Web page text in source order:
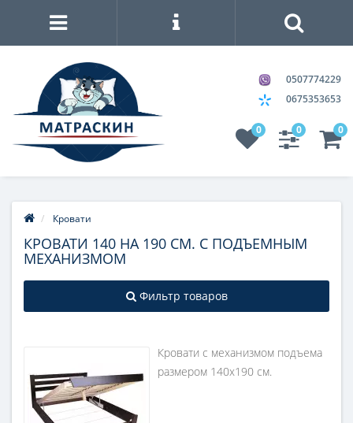
0507774229
0675353653
0 0 0
Кровати
КРОВАТИ 140 НА 190 СМ. С ПОДЪЕМНЫМ
МЕХАНИЗМОМ
Фильтр товаров
Кровати с механизмом подъема
размером 140х190 см.